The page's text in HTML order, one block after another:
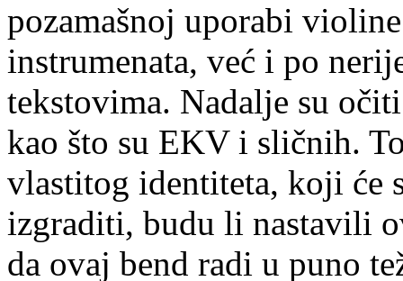
pozamašnoj uporabi
instrumenata, već i po
tekstovima. Nadalje su
kao što su EKV i sličnih.
vlastitog identiteta, koji će
izgraditi, budu li nastavili
da ovaj bend radi u puno